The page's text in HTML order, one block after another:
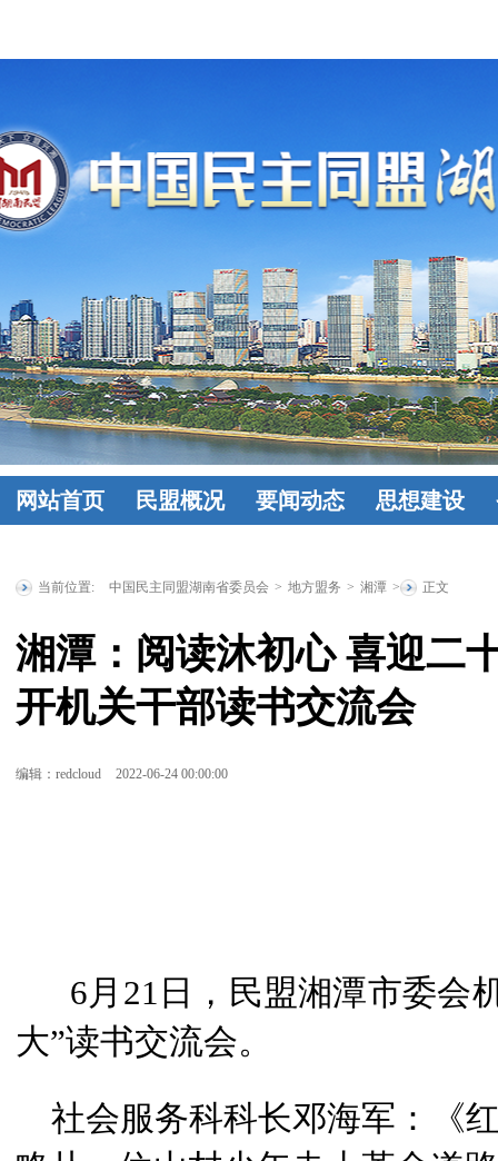
网站首页
民盟概况
盟章程 领导
人简介
历届
省委委员 历
届人大代表
要闻动态
战要闻 盟务
要闻
思想建设
习资料 民盟
传统教育基
地 统战理论
研究 征文选
当前位置: 中国民主同盟湖南省委员会 > 地方盟务 > 湘潭 > 正文
湘潭：阅读沐初心 喜迎
开机关干部读书交流会
编辑：redcloud 2022-06-24 00:00:00
6月21日，民盟湘潭市委会
大”读书交流会。
社会服务科科长邓海军：《